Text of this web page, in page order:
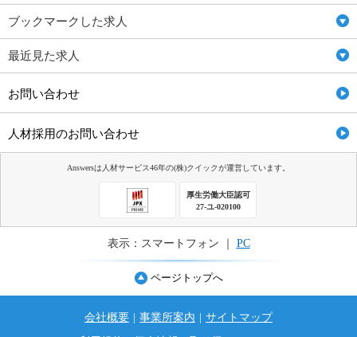
ブックマークした求人
最近見た求人
お問い合わせ
人材採用のお問い合わせ
Answersは人材サービス46年の(株)クイックが運営しています。
厚生労働大臣認可
27-ユ-020100
表示：スマートフォン ｜ PC
ページトップへ
会社概要 事業所案内
サイトマップ